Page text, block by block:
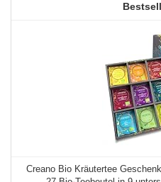
Creano Bio Kräutertee